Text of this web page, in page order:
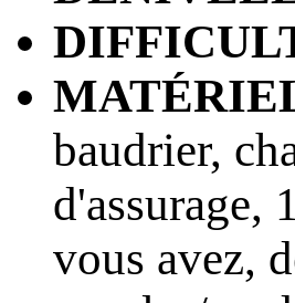
baudrier,
d'assurage,
vous avez,